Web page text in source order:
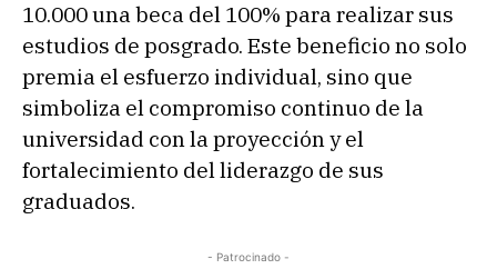
10.000 una beca del 100% para realizar sus
estudios de posgrado. Este beneficio no solo
premia el esfuerzo individual, sino que
simboliza el compromiso continuo de la
universidad con la proyección y el
fortalecimiento del liderazgo de sus
graduados.
- Patrocinado -